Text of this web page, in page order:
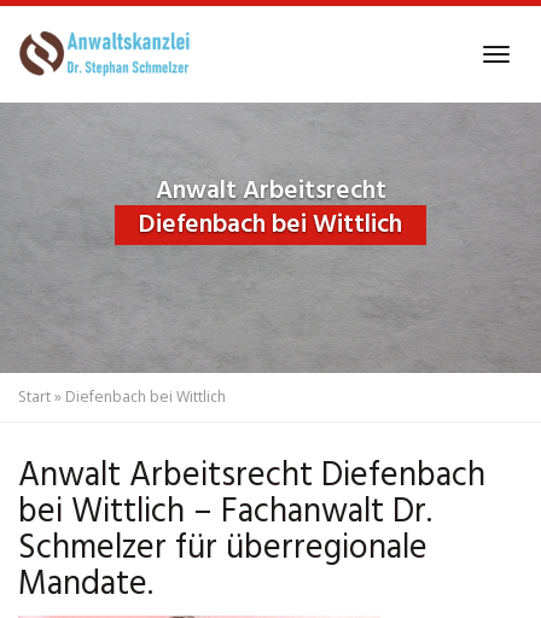
to
Anwalt Arbeitsrecht
Diefenbach bei Wittlich
Start» Diefenbach bei Wittlich
Anwalt Arbeitsrecht Diefenbach
bei Wittlich – Fachanwalt Dr.
Schmelzer für überregionale
Mandate.